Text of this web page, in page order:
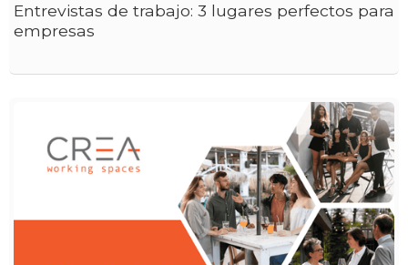
Entrevistas de trabajo: 3 lugares perfectos para
empresas